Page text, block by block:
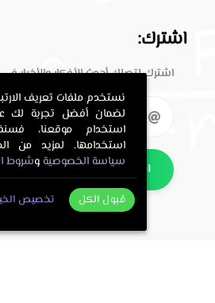
اشترك:
اشترك لتصلك أحدث الأفكار والأخبار
اشترك
نستخدم ملفات تعريف
لضمان أفضل تجربة لك
استخدام موقعنا،
استخدامها. لمزيد من
سياسة الخصوصية وشروط
قبول الكل تخصيص